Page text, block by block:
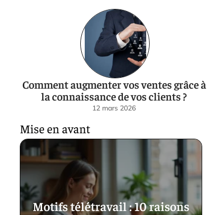
Comment augmenter vos ventes grâce à
la connaissance de vos clients ?
12 mars 2026
Mise en avant
Motifs télétravail : 10 raisons